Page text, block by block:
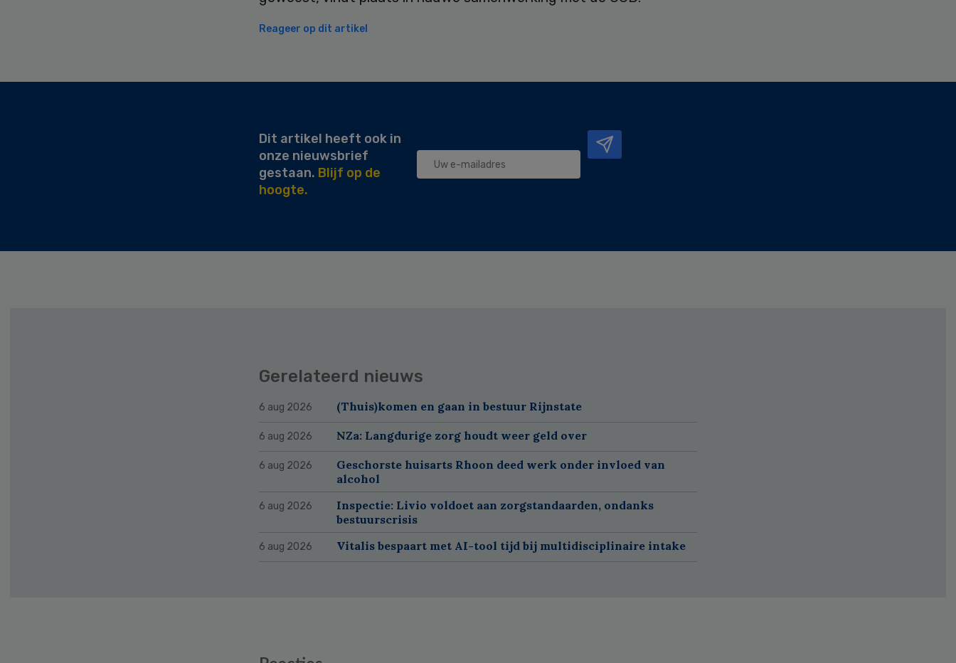
Reageer op dit artikel
Dit artikel heeft ook in
onze nieuwsbrief
gestaan. Blijf op de
hoogte.
Gerelateerd nieuws
6 aug 2026 (Thuis)komen en gaan in bestuur Rijnstate
6 aug 2026 NZa: Langdurige zorg houdt weer geld over
6 aug 2026
Geschorste huisarts Rhoon deed werk onder invloed van
alcohol
6 aug 2026
Inspectie: Livio voldoet aan zorgstandaarden, ondanks
bestuurscrisis
6 aug 2026 Vitalis bespaart met AI-tool tijd bij multidisciplinaire intake